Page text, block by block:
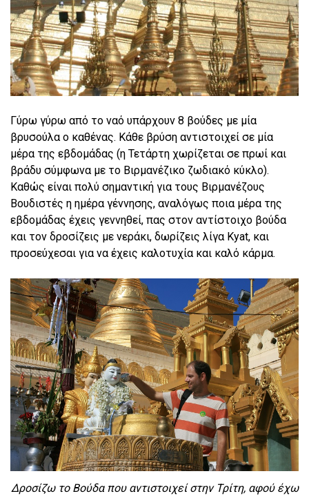
Γύρω γύρω από το ναό υπάρχουν 8 βούδες με μία
βρυσούλα ο καθένας. Κάθε βρύση αντιστοιχεί σε μία
μέρα της εβδομάδας (η Τετάρτη χωρίζεται σε πρωί και
βράδυ σύμφωνα με το Βιρμανέζικο ζωδιακό κύκλο).
Καθώς είναι πολύ σημαντική για τους Βιρμανέζους
Βουδιστές η ημέρα γέννησης, αναλόγως ποια μέρα της
εβδομάδας έχεις γεννηθεί, πας στον αντίστοιχο βούδα
και τον δροσίζεις με νεράκι, δωρίζεις λίγα Kyat, και
προσεύχεσαι για να έχεις καλοτυχία και καλό κάρμα.
Δροσίζω το Βούδα που αντιστοιχεί στην Τρίτη, αφού έχω